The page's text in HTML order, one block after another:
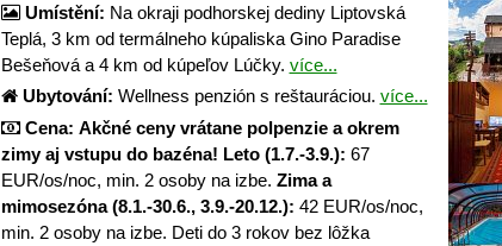
Umístění: Na okraji podhorskej dediny Liptovská
Teplá, 3 km od termálneho kúpaliska Gino Paradise
Bešeňová a 4 km od kúpeľov Lúčky. více...
Ubytování: Wellness penzión s reštauráciou. více...
Cena: Akčné ceny vrátane polpenzie a okrem
zimy aj vstupu do bazéna! Leto (1.7.-3.9.): 67
EUR/os/noc, min. 2 osoby na izbe. Zima a
mimosezóna (8.1.-30.6., 3.9.-20.12.): 42 EUR/os/noc,
min. 2 osoby na izbe. Deti do 3 rokov bez lôžka